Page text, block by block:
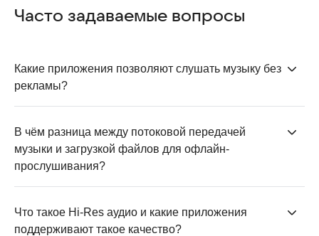
Часто задаваемые вопросы
Какие приложения позволяют слушать музыку без
рекламы?
доступна при наличии подписки. Так работают,
например, сервисыVK Музыка , Яндекс Музыка,
и МТС Music. Ещё рекламы нет, как правило, в
В чём разница между потоковой передачей
музыки и загрузкой файлов для офлайн-
прослушивания?
времени через интернет, не занимая память
телефона. А загрузка для офлайн-прослушивания
Что такое Hi-Res аудио и какие приложения
поддерживают такое качество?